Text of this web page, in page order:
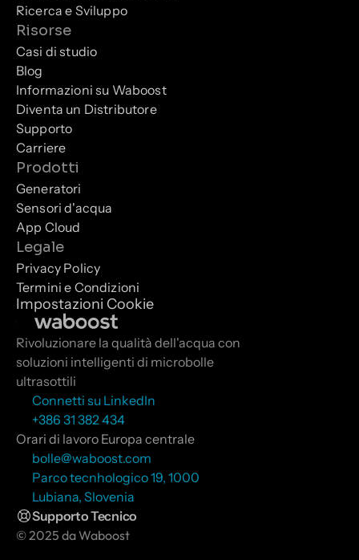
Rivoluzionare la qualità dell'acqua con
soluzioni intelligenti di microbolle
ultrasottili
Connetti su LinkedIn
+386 31 382 434
Orari di lavoro Europa centrale
bolle@waboost.com
Parco tecnhologico 19, 1000
Lubiana, Slovenia
Supporto Tecnico
© 2025 da Waboost
Ricerca e Sviluppo
Risorse
Casi di studio
Blog
Informazioni su Waboost
Diventa un Distributore
Supporto
Carriere
Prodotti
Generatori
Sensori d'acqua
App Cloud
Legale
Privacy Policy
Termini e Condizioni
Impostazioni Cookie